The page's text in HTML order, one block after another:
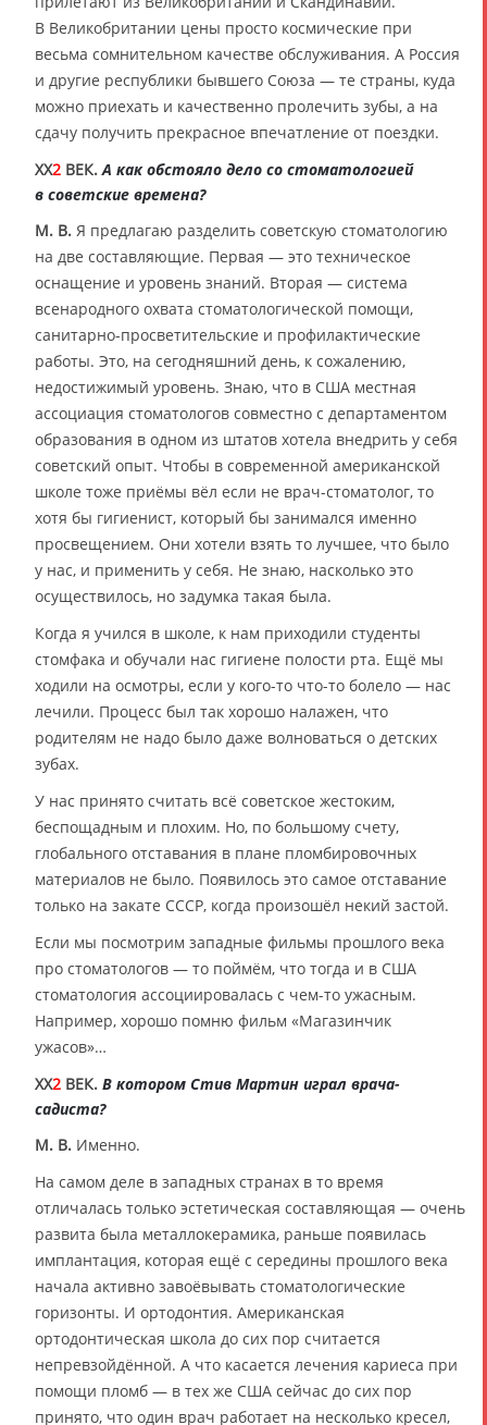
В Великобритании цены просто космические при
весьма сомнительном качестве обслуживания. А Россия
и другие республики бывшего Союза — те страны, куда
можно приехать и качественно пролечить зубы, а на
сдачу получить прекрасное впечатление от поездки.
XX2 ВЕК. А как обстояло дело со стоматологией
в советские времена?
М. В. Я предлагаю разделить советскую стоматологию
на две составляющие. Первая — это техническое
оснащение и уровень знаний. Вторая — система
всенародного охвата стоматологической помощи,
санитарно-просветительские и профилактические
работы. Это, на сегодняшний день, к сожалению,
недостижимый уровень. Знаю, что в США местная
ассоциация стоматологов совместно с департаментом
образования в одном из штатов хотела внедрить у себя
советский опыт. Чтобы в современной американской
школе тоже приёмы вёл если не врач-стоматолог, то
хотя бы гигиенист, который бы занимался именно
просвещением. Они хотели взять то лучшее, что было
у нас, и применить у себя. Не знаю, насколько это
осуществилось, но задумка такая была.
Когда я учился в школе, к нам приходили студенты
стомфака и обучали нас гигиене полости рта. Ещё мы
ходили на осмотры, если у кого-то что-то болело — нас
лечили. Процесс был так хорошо налажен, что
родителям не надо было даже волноваться о детских
зубах.
У нас принято считать всё советское жестоким,
беспощадным и плохим. Но, по большому счету,
глобального отставания в плане пломбировочных
материалов не было. Появилось это самое отставание
только на закате СССР, когда произошёл некий застой.
Если мы посмотрим западные фильмы прошлого века
про стоматологов — то поймём, что тогда и в США
стоматология ассоциировалась с чем-то ужасным.
Например, хорошо помню фильм «Магазинчик
ужасов»…
XX2 ВЕК. В котором Стив Мартин играл врача-
садиста?
М. В. Именно.
На самом деле в западных странах в то время
отличалась только эстетическая составляющая — очень
развита была металлокерамика, раньше появилась
имплантация, которая ещё с середины прошлого века
начала активно завоёвывать стоматологические
горизонты. И ортодонтия. Американская
ортодонтическая школа до сих пор считается
непревзойдённой. А что касается лечения кариеса при
помощи пломб — в тех же США сейчас до сих пор
принято, что один врач работает на несколько кресел,